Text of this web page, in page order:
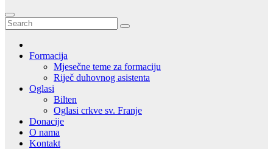
Formacija
Mjesečne teme za formaciju
Riječ duhovnog asistenta
Oglasi
Bilten
Oglasi crkve sv. Franje
Donacije
O nama
Kontakt